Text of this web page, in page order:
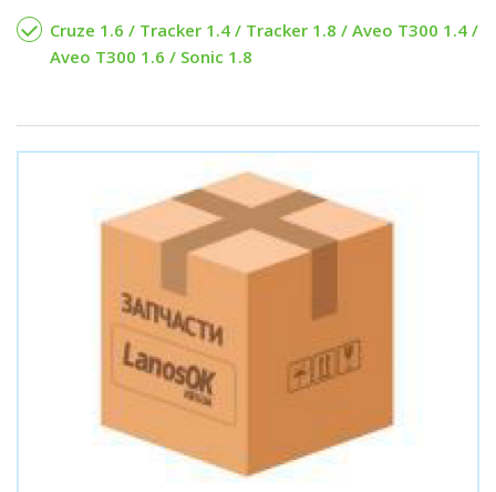
Cruze 1.6 / Tracker 1.4 / Tracker 1.8 / Aveo T300 1.4 /
Aveo T300 1.6 / Sonic 1.8